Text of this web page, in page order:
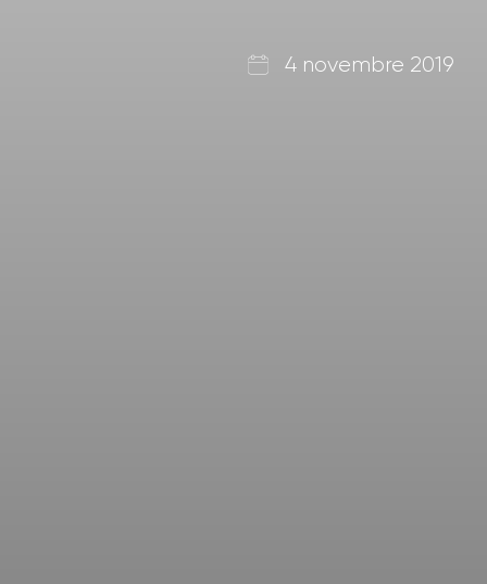
4 novembre 2019